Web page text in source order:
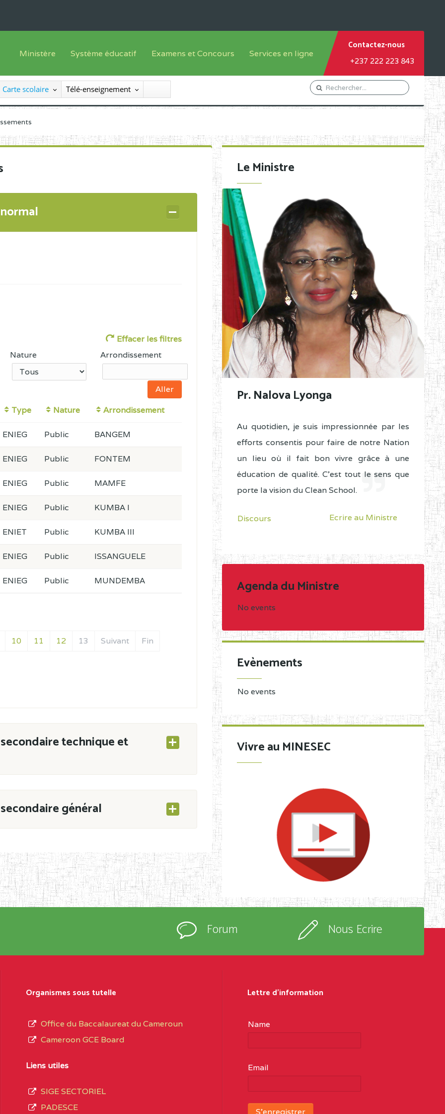
Ministère
Le Ministre
Le SEESEN
Inspection Générale des Enseignements
Organigramme
Système éducatif
Offre de formation
Sous système francophone
Progammes d'études
Examens et Concours
Inscriptions
Liste des candidats
Diplômes disponibles
Services en ligne
Orientation Conseil
Gestion du Personnel
Demande de subvention
Contactez-nous
+237 222 223 843
Carte scolaire Télé-enseignement
Effacer les filtres
Nature Arrondissement
Type Nature Arrondissement
10 11 12 13 Suivant Fin
ENIEG Public BANGEM
ENIEG Public FONTEM
ENIEG Public MAMFE
ENIEG Public KUMBA I
ENIET Public KUMBA III
ENIEG Public ISSANGUELE
ENIEG Public MUNDEMBA
technique et
général
CAB du 21 mars 2011 portant ouverture
Secondaire et Normal (RNE),
immatriculés et inscrits au
à la connaissance du grand public.
et Arrondissement ; suivent les
et d’ouverture, le nom du fondateur
sous-système, le type d’enseignement
Généralau terme des opérations
Le Ministre
Pr. Nalova Lyonga
Au quotidien, je suis impressionnée par les
efforts consentis pour faire de notre Nation
un lieu où il fait bon vivre grâce à une
éducation de qualité. C'est tout le sens que
porte la vision du Clean School.
Discours Ecrire au Ministre
Agenda du Ministre
No events
Evènements
No events
Vivre au MINESEC
Forum Nous Ecrire
Organismes sous tutelle
Office du Baccalaureat du Cameroun
Cameroon GCE Board
Liens utiles
SIGE SECTORIEL
PADESCE
Lettre d'information
Name
Email